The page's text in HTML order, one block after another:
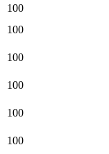
100
100
100
100
100
100